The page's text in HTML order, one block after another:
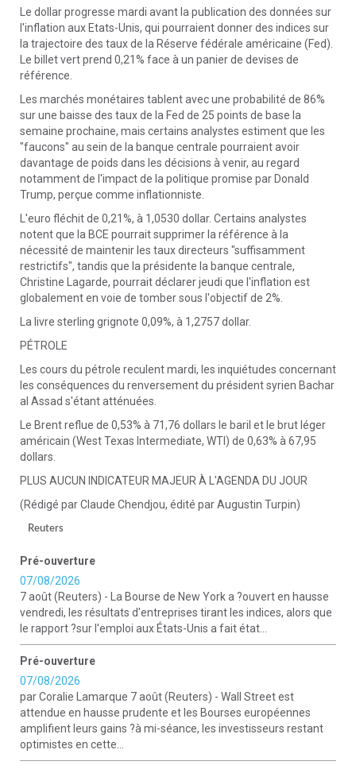
Le dollar progresse mardi avant la publication des données sur
l'inflation aux Etats-Unis, qui pourraient donner des indices sur
la trajectoire des taux de la Réserve fédérale américaine (Fed).
Le billet vert prend 0,21% face à un panier de devises de
référence.
Les marchés monétaires tablent avec une probabilité de 86%
sur une baisse des taux de la Fed de 25 points de base la
semaine prochaine, mais certains analystes estiment que les
"faucons" au sein de la banque centrale pourraient avoir
davantage de poids dans les décisions à venir, au regard
notamment de l'impact de la politique promise par Donald
Trump, perçue comme inflationniste.
L'euro fléchit de 0,21%, à 1,0530 dollar. Certains analystes
notent que la BCE pourrait supprimer la référence à la
nécessité de maintenir les taux directeurs "suffisamment
restrictifs", tandis que la présidente la banque centrale,
Christine Lagarde, pourrait déclarer jeudi que l'inflation est
globalement en voie de tomber sous l'objectif de 2%.
La livre sterling grignote 0,09%, à 1,2757 dollar.
PÉTROLE
Les cours du pétrole reculent mardi, les inquiétudes concernant
les conséquences du renversement du président syrien Bachar
al Assad s'étant atténuées.
Le Brent reflue de 0,53% à 71,76 dollars le baril et le brut léger
américain (West Texas Intermediate, WTI) de 0,63% à 67,95
dollars.
PLUS AUCUN INDICATEUR MAJEUR À L'AGENDA DU JOUR
(Rédigé par Claude Chendjou, édité par Augustin Turpin)
Reuters
Pré-ouverture
07/08/2026
7 août (Reuters) - La Bourse de New York a ?ouvert en hausse
vendredi, les résultats d'entreprises tirant les indices, alors que
le rapport ?sur l'emploi aux États-Unis a fait état...
Pré-ouverture
07/08/2026
par Coralie Lamarque 7 août (Reuters) - Wall Street est
attendue en hausse prudente et les Bourses européennes
amplifient leurs gains ?à mi-séance, les investisseurs restant
optimistes en cette...